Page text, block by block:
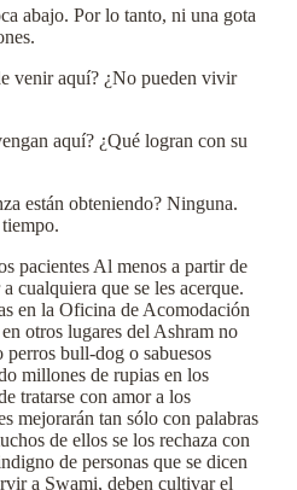
abajo. Por lo tanto, ni una gota
venir aquí? ¿No pueden vivir
aquí? ¿Qué logran con su
están obteniendo? Ninguna.
pacientes Al menos a partir de
cualquiera que se les acerque.
en la Oficina de Acomodación
otros lugares del Ashram no
perros bull-dog o sabuesos
millones de rupias en los
tratarse con amor a los
mejorarán tan sólo con palabras
de ellos se los rechaza con
de personas que se dicen
a Swami, deben cultivar el